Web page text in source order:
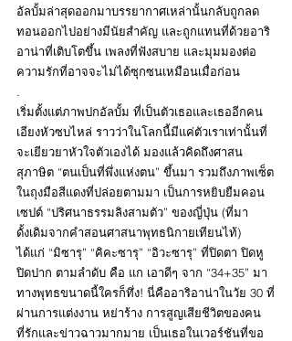
อัลบั้มล่าสุดออกมาบรรยากาศเหล่านั้นกลับถูกลด
ทอนออกไปอย่างมีนัยสำคัญ และถูกแทนที่ด้วยอาริ
อาน่าที่เติบโตขึ้น เพลงที่ฟังสบาย และมุมมองต่อ
ความรักที่อาจจะไม่ได้ซุกซนเหมือนเมื่อก่อน
.
เริ่มตั้งแต่ภาพปกอัลบั้ม ที่เป็นตัวเธอและเธออีกคน
เอียงหัวซบไหล่ ราวว่าในโลกนี้มีแค่ตัวเราเท่านั้นที่
จะเยียวยาหัวใจตัวเองได้ มองแล้วคิดถึงศาสน
สุภาษิต “ตนเป็นที่พึ่งแห่งตน” ขึ้นมา รวมถึงภาพเซ็ต
ในถุงมือสีแดงที่ปล่อยตามมา เป็นการหยิบยืมคอน
เซปต์ “ปริศนาธรรมลิงสามตัว” ของญี่ปุ่น (ที่มา
ดั้งเดิมจากคำสอนศาสนาพุทธนิกายเทียนไท้)
ได้แก่ “มิซารุ” “คิคะซารุ” “อิวะซารุ” ที่ปิดตา ปิดหู
ปิดปาก ตามลำดับ คือ แก เอาดีๆ จาก “34+35” มา
ทางพุทธขนาดนี้ใครก็ทึ่ง! นี่คืออาริอาน่าในวัย 30 ที่
ผ่านการแต่งงาน หย่าร้าง การสูญเสียชีวิตของคน
ที่รักและข่าวฉาวมากมาย เป็นเธอในเวอร์ชันที่ขอ